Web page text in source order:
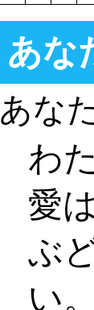
あな
あな
わ
愛
ぶ
い